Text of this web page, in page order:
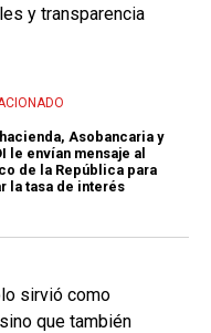
y transparencia
Asobancaria y
le envían mensaje al
de la República para
la tasa de interés
sirvió como
que también